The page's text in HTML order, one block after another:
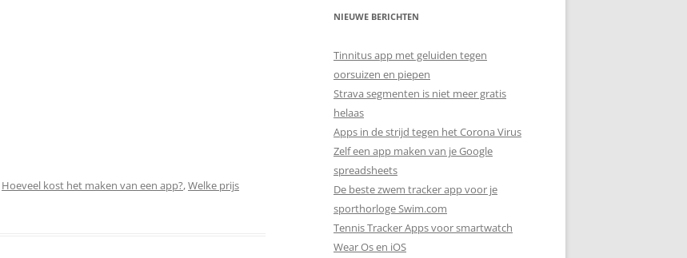
Hoeveel kost het maken van een app?,Welke prijs
NIEUWE BERICHTEN
Tinnitus app met geluiden tegen
oorsuizen en piepen
Strava segmenten is niet meer gratis
helaas
Apps in de strijd tegen het Corona Virus
Zelf een app maken van je Google
spreadsheets
De beste zwem tracker app voor je
sporthorloge Swim.com
Tennis Tracker Apps voor smartwatch
Wear Os en iOS